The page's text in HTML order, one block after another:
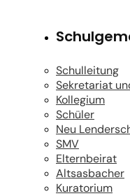
Schulleitung
Sekretariat
Kollegium
Schüler
Neu
SMV
Elternbeirat
Altsasbacher
Kuratorium